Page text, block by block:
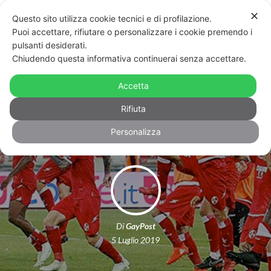
Un calcio all’omofobia: Bari diventa
la prima squadra in Italia a
supportare il Pride
DiGayPost
5 Luglio 2019
✕
Questo sito utilizza cookie tecnici e di profilazione.
Puoi accettare, rifiutare o personalizzare i cookie premendo i
pulsanti desiderati.
Chiudendo questa informativa continuerai senza accettare.
Accetta
Rifiuta
Personalizza